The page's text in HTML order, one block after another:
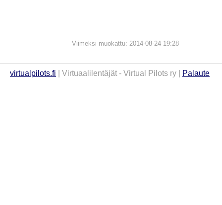
Viimeksi muokattu: 2014-08-24 19:28
virtualpilots.fi | Virtuaalilentäjät - Virtual Pilots ry | Palaute